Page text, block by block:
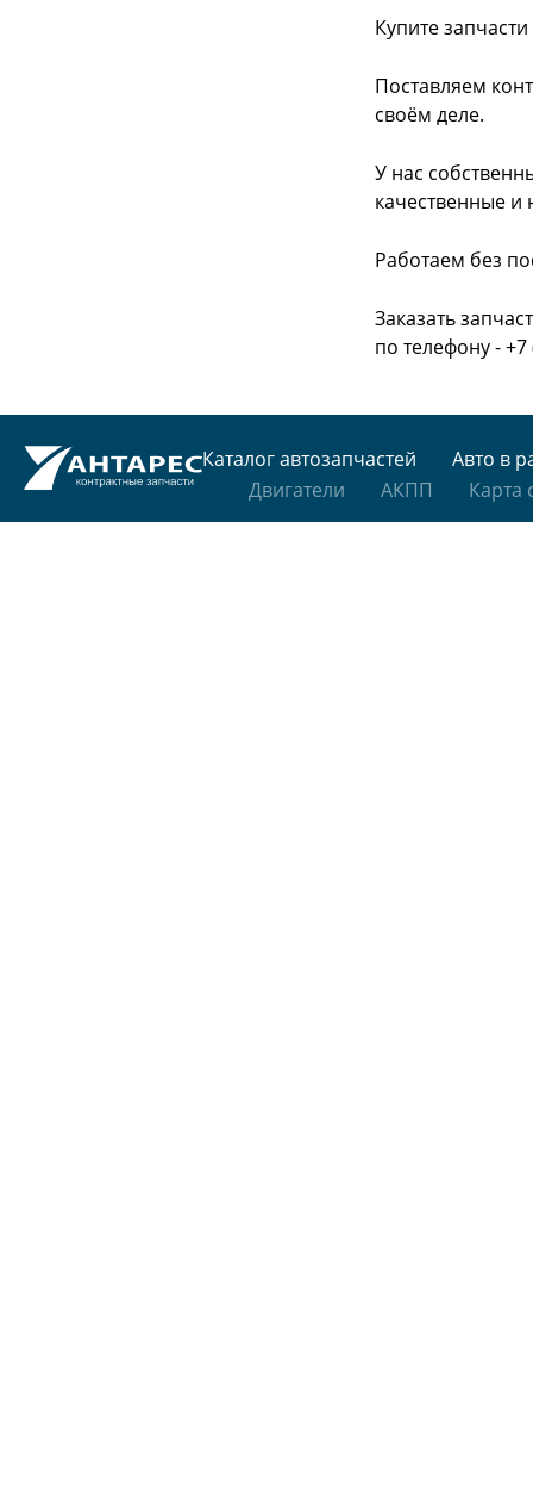
Купите
Поставляем
своём деле.
У нас
качественные и
Работаем без
Заказать
по телефону -
Каталог автозапчастей
Авто в
Двигатели
АКПП Карта